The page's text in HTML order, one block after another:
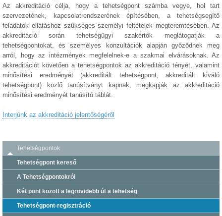
Az akkreditáció célja, hogy a tehetségpont számba vegye, hol tart
szervezetének, kapcsolatrendszerének építésében, a tehetségsegítő
feladatok ellátáshoz szükséges személyi feltételek megteremtésében. Az
akkreditáció során tehetségügyi szakértők meglátogatják a
tehetségpontokat, és személyes konzultációk alapján győződnek meg
arról, hogy az intézmények megfelelnek-e a szakmai elvárásoknak. Az
akkreditációt követően a tehetségpontok az akkreditáció tényét, valamint
minősítési eredményét (akkreditált tehetségpont, akkreditált kiváló
tehetségpont) közlő tanúsítványt kapnak, megkapják az akkreditáció
minősítési eredményét tanúsító táblát.
Interjúnk az akkreditáció jelentőségéről
Tehetségpontok
Tehetségpont kereső
A Tehetségpontokról
Két pont között a legrövidebb út a tehetség
Tehetségpont-regisztráció